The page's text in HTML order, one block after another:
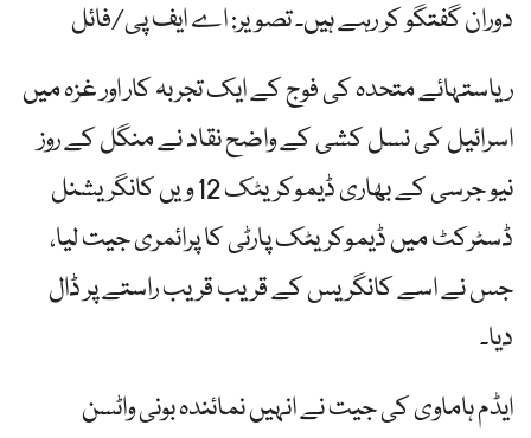
دوران گفتگو کر رہے ہیں۔ تصویر: اے ایف پی/فائل
ریاستہائے متحدہ کی فوج کے ایک تجربہ کار اور غزہ میں
اسرائیل کی نسل کشی کے واضح نقاد نے منگل کے روز
نیو جرسی کے بھاری ڈیموکریٹک 12 ویں کانگریشنل
ڈسٹرکٹ میں ڈیموکریٹک پارٹی کا پرائمری جیت لیا،
جس نے اسے کانگریس کے قریب قریب راستے پر ڈال
دیا۔
ایڈم ہاماوی کی جیت نے انہیں نمائندہ بونی واٹسن